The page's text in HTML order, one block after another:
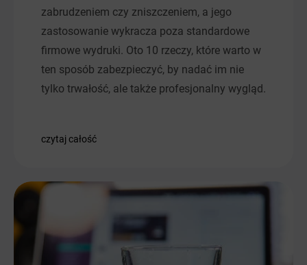
zabrudzeniem czy zniszczeniem, a jego
zastosowanie wykracza poza standardowe
firmowe wydruki. Oto 10 rzeczy, które warto w
ten sposób zabezpieczyć, by nadać im nie
tylko trwałość, ale także profesjonalny wygląd.
czytaj całość